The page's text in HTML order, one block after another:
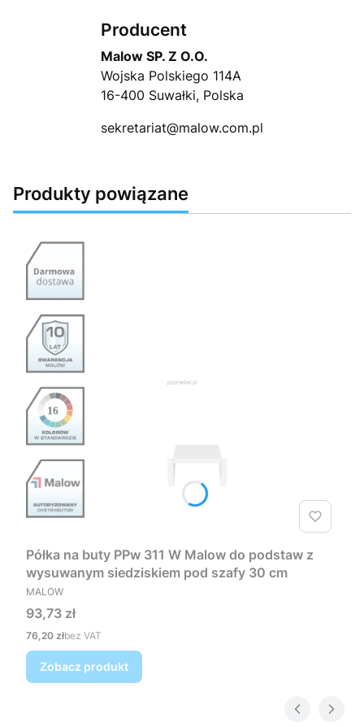
Producent
Malow SP. Z O.O.
Wojska Polskiego 114A
16-400 Suwałki, Polska
sekretariat@malow.com.pl
Produkty powiązane
Półka na buty PPw 311 W Malow do podstaw z
wysuwanym siedziskiem pod szafy 30 cm
PRODUCENT
MALOW
Cena
93,73 zł
Cena
76,20 złbez VAT
Zobacz produkt